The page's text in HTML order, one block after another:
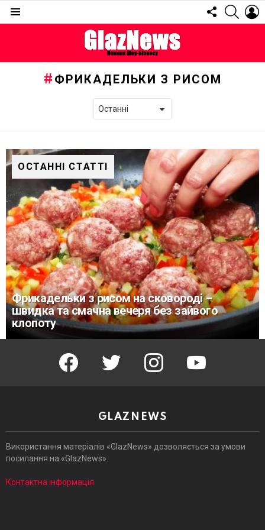
FOLLOW
US
ФРИКАДЕЛЬКИ З РИСОМ
ОСТАННІ СТАТТІ
Фрикадельки з рисом на сковороді –
швидка та смачна вечеря без зайвого
клопоту
facebook twitter instagram youtube
GLAZNEWS
Використання матеріалів «GlazNews» дозволяється за умови
посилання на «GlazNews».
Контактна інформація